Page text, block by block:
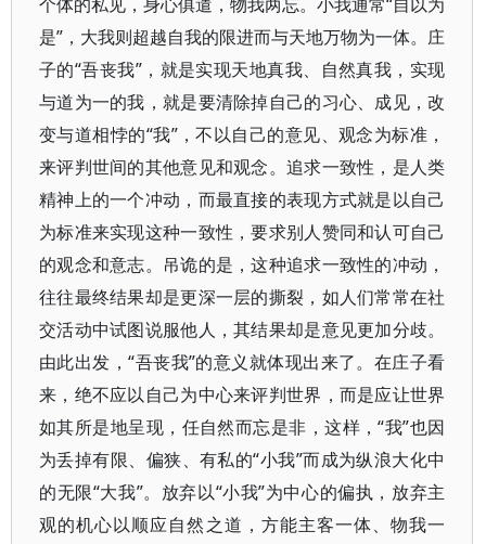
是”，大我则超越自我的限进而与天地万物为一体。庄
子的“吾丧我”，就是实现天地真我、自然真我，实现
与道为一的我，就是要清除掉自己的习心、成见，改
变与道相悖的“我”，不以自己的意见、观念为标准，
来评判世间的其他意见和观念。追求一致性，是人类
精神上的一个冲动，而最直接的表现方式就是以自己
为标准来实现这种一致性，要求别人赞同和认可自己
的观念和意志。吊诡的是，这种追求一致性的冲动，
往往最终结果却是更深一层的撕裂，如人们常常在社
交活动中试图说服他人，其结果却是意见更加分歧。
由此出发，“吾丧我”的意义就体现出来了。在庄子看
来，绝不应以自己为中心来评判世界，而是应让世界
如其所是地呈现，任自然而忘是非，这样，“我”也因
为丢掉有限、偏狭、有私的“小我”而成为纵浪大化中
的无限“大我”。放弃以“小我”为中心的偏执，放弃主
观的机心以顺应自然之道，方能主客一体、物我一